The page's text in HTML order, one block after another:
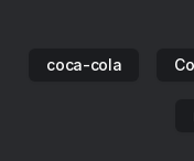
coca-cola